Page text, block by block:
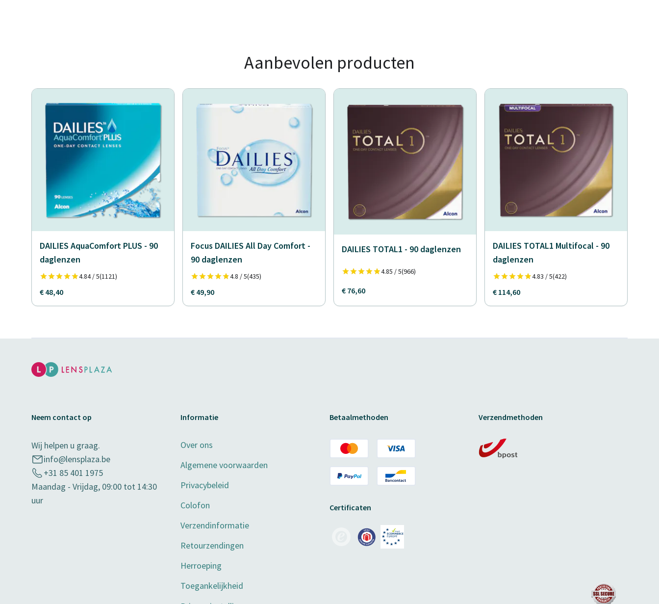
Aanbevolen producten
DAILIES AquaComfort PLUS - 90
daglenzen
4.84 / 5(1121)
€ 48,40
Focus DAILIES All Day Comfort -
90 daglenzen
4.8 / 5(435)
€ 49,90
DAILIES TOTAL1 - 90 daglenzen
4.85 / 5(966)
€ 76,60
DAILIES TOTAL1 Multifocal - 90
daglenzen
4.83 / 5(422)
€ 114,60
Neem contact op
Wij helpen u graag.
info@lensplaza.be
+31 85 401 1975
Maandag - Vrijdag, 09:00 tot 14:30
uur
Informatie
Over ons
Algemene voorwaarden
Privacybeleid
Colofon
Verzendinformatie
Retourzendingen
Herroeping
Toegankelijkheid
Betaalmethoden
Certificaten
Verzendmethoden